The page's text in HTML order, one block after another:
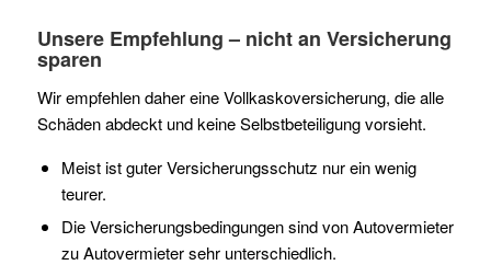
Unsere Empfehlung – nicht an Versicherung
sparen
Wir empfehlen daher eine Vollkaskoversicherung, die alle
Schäden abdeckt und keine Selbstbeteiligung vorsieht.
Meist ist guter Versicherungsschutz nur ein wenig
teurer.
Die Versicherungsbedingungen sind von Autovermieter
zu Autovermieter sehr unterschiedlich.